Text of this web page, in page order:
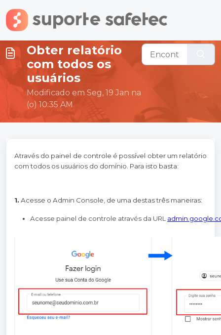
Ir para o conteúdo principal
Obter relatório
com todos os
usuários
Modificado em Seg, 19 Jan na
(o) 10:35 AM
Através do painel de controle é possível obter um relatório
com todos os usuários do domínio. Para isto basta:
1. Acesse o Admin Console, de uma destas três maneiras:
Acesse painel de controle através da URL